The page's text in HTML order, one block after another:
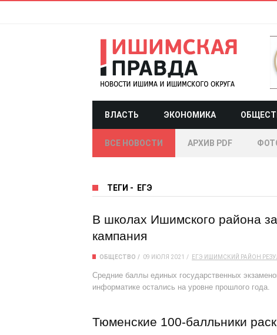
ВЛАСТЬ ЭКОНОМИКА
ВСЕ НОВОСТИ АРХИВ PDF
ТЕГИ - ЕГЭ
В школах Ишимского района
кампания
ОБЩЕСТВО 09 ИЮЛЯ 2021 ЕГЭ ИШИМСКИЙ РАЙОН
Средние баллы единых государственных
информатике остались на уровне прошлого года.
Тюменские 100-балльники